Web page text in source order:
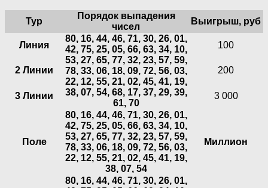
Тур
Порядок выпадения
чисел
Выигрыш, руб
Линия
80, 16, 44, 46, 71, 30, 26, 01,
42, 75, 25, 05, 66, 63, 34, 10,
53, 27, 65, 77, 32, 23, 57, 59,
78, 33, 06, 18, 09, 72, 56, 03,
22, 12, 55, 21, 02, 45, 41, 19,
38, 07, 54, 68, 17, 37, 29, 39,
61, 70
100
2 Линии 200
3 Линии 3 000
Поле
80, 16, 44, 46, 71, 30, 26, 01,
42, 75, 25, 05, 66, 63, 34, 10,
53, 27, 65, 77, 32, 23, 57, 59,
78, 33, 06, 18, 09, 72, 56, 03,
22, 12, 55, 21, 02, 45, 41, 19,
38, 07, 54
Миллион
80, 16, 44, 46, 71, 30, 26, 01,